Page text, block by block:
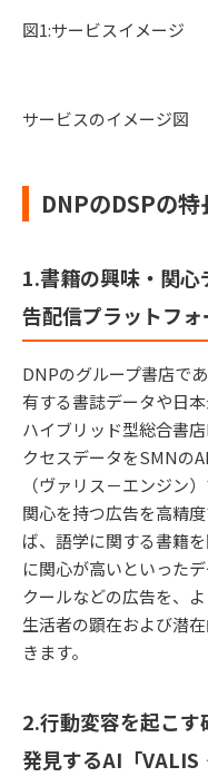
図1:サービスイメージ
サービスのイメージ図
DNPのDSPの特
1.書籍の興味・関
告配信プラットフォ
DNPのグループ書店で
有する書誌データや日
ハイブリッド型総合書
クセスデータをSMNの
（ヴァリス－エンジン
関心を持つ広告を高精
ば、語学に関する書籍
に関心が高いといった
クールなどの広告を、
生活者の顕在および潜
きます。
2.行動変容を起こ
発見するAI「